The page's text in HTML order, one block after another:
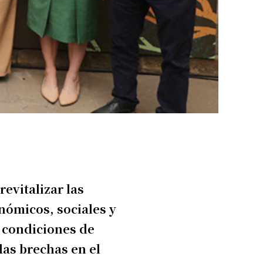
las
sociales y
de
brechas en el